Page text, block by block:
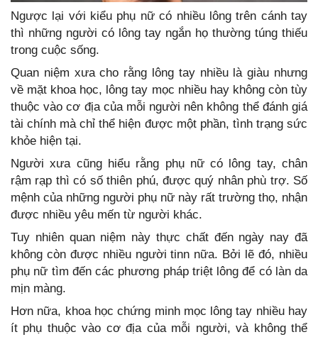
Ngược lại với kiểu phụ nữ có nhiều lông trên cánh tay
thì những người có lông tay ngắn họ thường túng thiếu
trong cuộc sống.
Quan niệm xưa cho rằng lông tay nhiều là giàu nhưng
về mặt khoa học, lông tay mọc nhiều hay không còn tùy
thuộc vào cơ địa của mỗi người nên không thể đánh giá
tài chính mà chỉ thể hiện được một phần, tình trạng sức
khỏe hiện tại.
Người xưa cũng hiểu rằng phụ nữ có lông tay, chân
rậm rạp thì có số thiên phú, được quý nhân phù trợ. Số
mệnh của những người phụ nữ này rất trường thọ, nhận
được nhiều yêu mến từ người khác.
Tuy nhiên quan niệm này thực chất đến ngày nay đã
không còn được nhiều người tinn nữa. Bởi lẽ đó, nhiều
phụ nữ tìm đến các phương pháp triệt lông để có làn da
mịn màng.
Hơn nữa, khoa học chứng minh mọc lông tay nhiều hay
ít phụ thuộc vào cơ địa của mỗi người, và không thể